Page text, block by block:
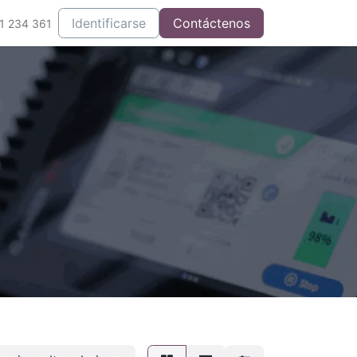
Integrados
234 361 Identificarse Contáctenos